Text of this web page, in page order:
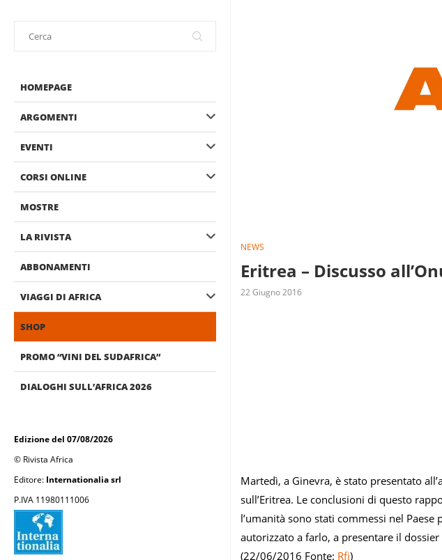
HOMEPAGE
ARGOMENTI
EVENTI
CORSI ONLINE
MOSTRE
LA RIVISTA
ABBONAMENTI
VIAGGI DI AFRICA
SHOP
PROMO “VINI DEL SUDAFRICA”
DIALOGHI SULL’AFRICA 2026
Edizione del 07/08/2026
© Rivista Africa
Editore: Internationalia srl
P.IVA 11980111006
NEWS
Eritrea – Discusso
22 Giugno 2016
Martedì, a Ginevra, è stato presentato
sull’Eritrea. Le conclusioni di questo
l’umanità sono stati commessi nel
autorizzato a farlo, a presentare il
(22/06/2016 Fonte: Rfi)